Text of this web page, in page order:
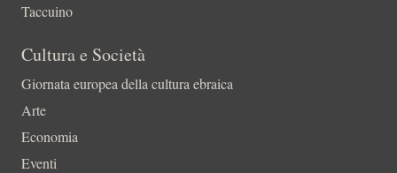
Taccuino
Cultura e Società
Giornata europea della cultura ebraica
Arte
Economia
Eventi